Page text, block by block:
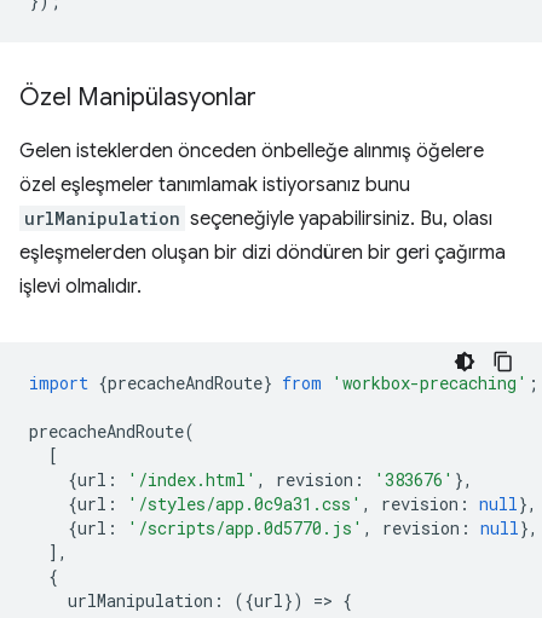
Özel Manipülasyonlar
Gelen isteklerden önceden önbelleğe alınmış öğelere
özel eşleşmeler tanımlamak istiyorsanız bunu
urlManipulation seçeneğiyle yapabilirsiniz. Bu, olası
eşleşmelerden oluşan bir dizi döndüren bir geri çağırma
işlevi olmalıdır.
import {precacheAndRoute} from 'workbox-precaching' ;
precacheAndRoute(
[
{url : '/index.html' , revision : '383676' },
{url : '/styles/app.0c9a31.css' , revision : null},
{url : '/scripts/app.0d5770.js' , revision : null},
],
{
urlManipulation : ({url}) => {